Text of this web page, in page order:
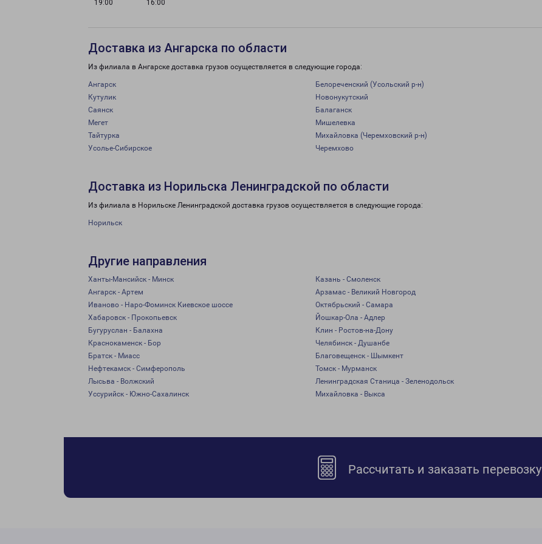
19:00
16:00
Доставка из Ангарска по области
Из филиала в Ангарске доставка грузов осуществляется в следующие города:
Ангарск Белореченский (Усольский р-н)
Кутулик
Новонукутский
Саянск
Балаганск
Мегет
Мишелевка
Тайтурка
Михайловка (Черемховский р-н)
Усолье-Сибирское
Черемхово
Доставка из Норильска Ленинградской по области
Из филиала в Норильске Ленинградской доставка грузов осуществляется в следующие города:
Норильск
Другие направления
Ханты-Мансийск - Минск Казань - Смоленск
Ангарск - Артем
Арзамас - Великий Новгород
Иваново - Наро-Фоминск Киевское шоссе
Октябрьский - Самара
Хабаровск - Прокопьевск
Йошкар-Ола - Адлер
Бугуруслан - Балахна
Клин - Ростов-на-Дону
Краснокаменск - Бор
Челябинск - Душанбе
Братск - Миасс
Благовещенск - Шымкент
Нефтекамск - Симферополь
Томск - Мурманск
Лысьва - Волжский
Ленинградская Станица - Зеленодольск
Уссурийск - Южно-Сахалинск
Михайловка - Выкса
Рассчитать и заказать перевозку